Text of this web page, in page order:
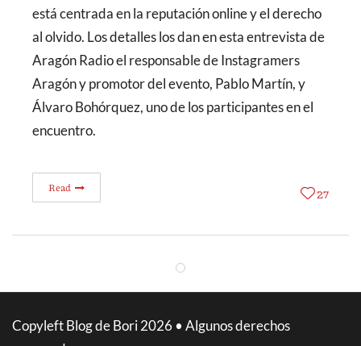
está centrada en la reputación online y el derecho
al olvido. Los detalles los dan en esta entrevista de
Aragón Radio el responsable de Instagramers
Aragón y promotor del evento, Pablo Martín, y
Álvaro Bohórquez, uno de los participantes en el
encuentro.
Read 27
Copyleft Blog de Bori 2026 • Algunos derechos